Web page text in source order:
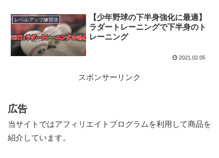
レベルアップ練習法
【少年野球の下半身強化に最適】
ラダートレーニングで下半身のト
レーニング
2021.02.05
スポンサーリンク
広告
当サイトではアフィリエイトプログラムを利用して商品を
紹介しています。